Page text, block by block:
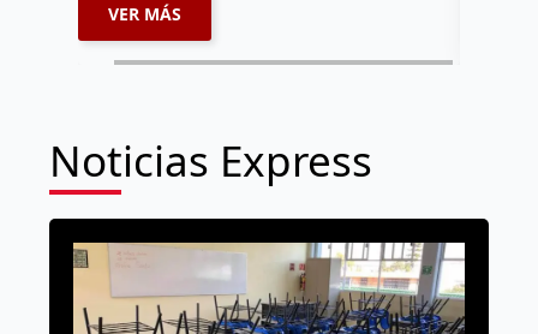
VER MÁS
Noticias Express